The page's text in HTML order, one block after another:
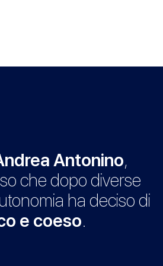
Antonino,
che dopo diverse
ha deciso di
e coeso.